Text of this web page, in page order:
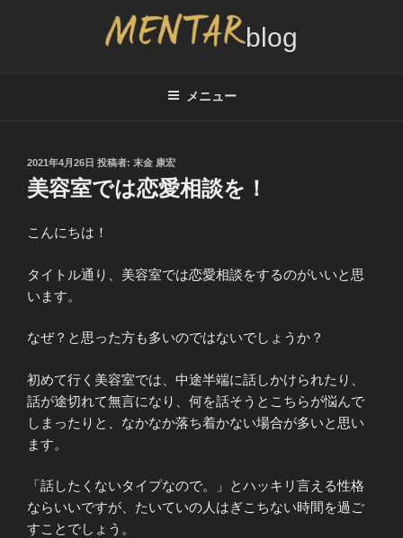
メニュー
投
稿
日:
2021年4月26日 投稿者: 末金 康宏
美容室では恋愛相談を！
こんにちは！
タイトル通り、美容室では恋愛相談をするのがいいと思
います。
なぜ？と思った方も多いのではないでしょうか？
初めて行く美容室では、中途半端に話しかけられたり、
話が途切れて無言になり、何を話そうとこちらが悩んで
しまったりと、なかなか落ち着かない場合が多いと思い
ます。
「話したくないタイプなので。」とハッキリ言える性格
ならいいですが、たいていの人はぎこちない時間を過ご
すことでしょう。